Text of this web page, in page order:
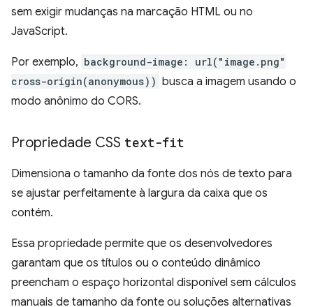
sem exigir mudanças na marcação HTML ou no
JavaScript.
Por exemplo, background-image: url("image.png"
cross-origin(anonymous)) busca a imagem usando o
modo anônimo do CORS.
Propriedade CSS text-fit
Dimensiona o tamanho da fonte dos nós de texto para
se ajustar perfeitamente à largura da caixa que os
contém.
Essa propriedade permite que os desenvolvedores
garantam que os títulos ou o conteúdo dinâmico
preencham o espaço horizontal disponível sem cálculos
manuais de tamanho da fonte ou soluções alternativas